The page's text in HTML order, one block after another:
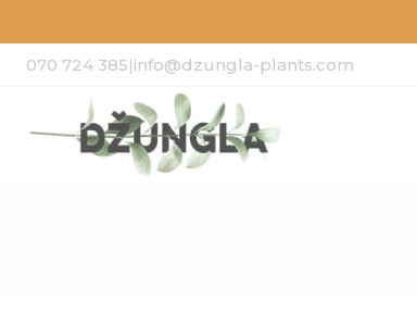
070 724 385|info@dzungla-plants.com